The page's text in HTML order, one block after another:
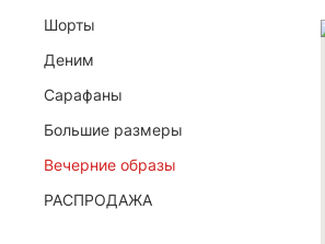
ОТПРАВИТЬ ЗАЯВКУ
Шорты
Деним
Сарафаны
Большие размеры
Вечерние образы
РАСПРОДАЖА